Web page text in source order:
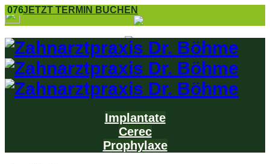
0761 8 55 25
JETZT TERMIN BUCHEN
Implantate
Cerec
Prophylaxe